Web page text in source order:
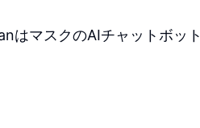
はマスクのAIチャットボット